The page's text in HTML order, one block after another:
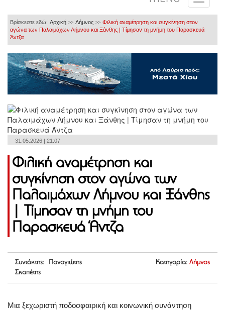
Βρίσκεστε εδώ: Αρχική >> Λήμνος >> Φιλική αναμέτρηση και συγκίνηση στον
αγώνα των Παλαιμάχων Λήμνου και Ξάνθης | Τίμησαν τη μνήμη του Παρασκευά
Άντζα
31.05.2026 | 21:07
Φιλική αναμέτρηση και
συγκίνηση στον αγώνα των
Παλαιμάχων Λήμνου και Ξάνθης
| Τίμησαν τη μνήμη του
Παρασκευά Άντζα
Συντάκτης: Παναγιώτης
Σκαπέτης
Κατηγορία: Λήμνος
Μια ξεχωριστή ποδοσφαιρική και κοινωνική συνάντηση